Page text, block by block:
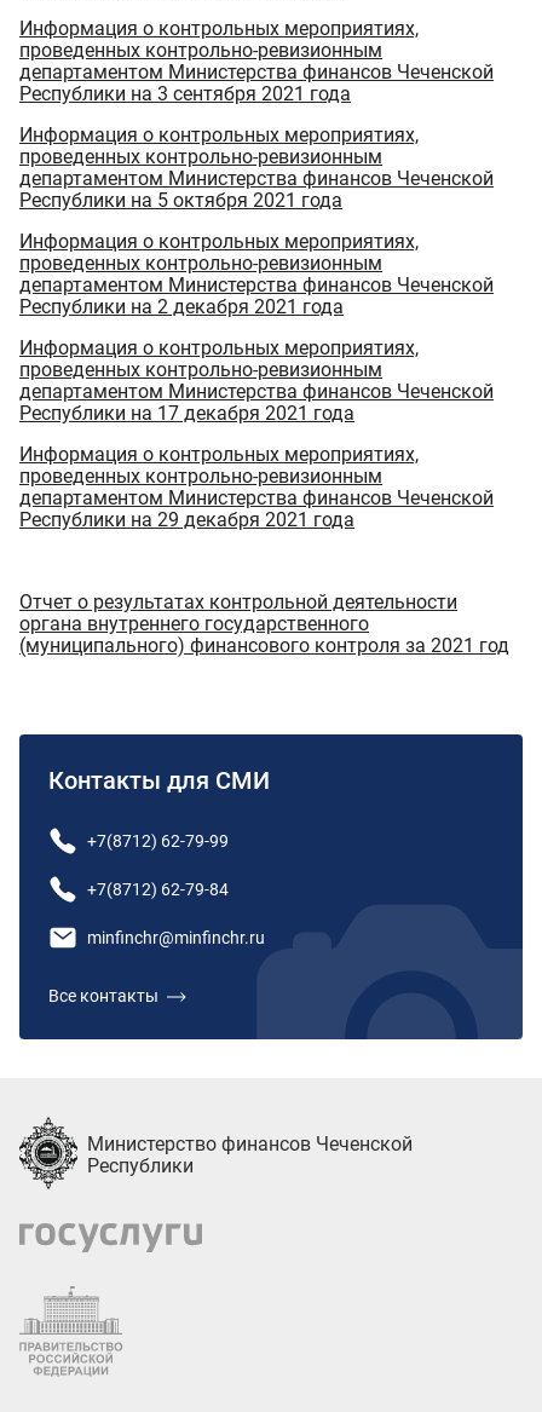
Информация о контрольных мероприятиях,
проведенных контрольно-ревизионным
департаментом Министерства финансов Чеченской
Республики на 3 сентября 2021 года
Информация о контрольных мероприятиях,
проведенных контрольно-ревизионным
департаментом Министерства финансов Чеченской
Республики на 5 октября 2021 года
Информация о контрольных мероприятиях,
проведенных контрольно-ревизионным
департаментом Министерства финансов Чеченской
Республики на 2 декабря 2021 года
Информация о контрольных мероприятиях,
проведенных контрольно-ревизионным
департаментом Министерства финансов Чеченской
Республики на 17 декабря 2021 года
Информация о контрольных мероприятиях,
проведенных контрольно-ревизионным
департаментом Министерства финансов Чеченской
Республики на 29 декабря 2021 года
Отчет о результатах контрольной деятельности
органа внутреннего государственного
(муниципального) финансового контроля за 2021 год
Контакты для СМИ
+7(8712) 62-79-99
+7(8712) 62-79-84
minfinchr@minfinchr.ru
Все контакты
Министерство финансов Чеченской
Республики